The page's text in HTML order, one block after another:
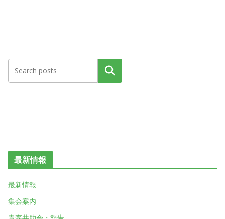
検索
最新情報
最新情報
集会案内